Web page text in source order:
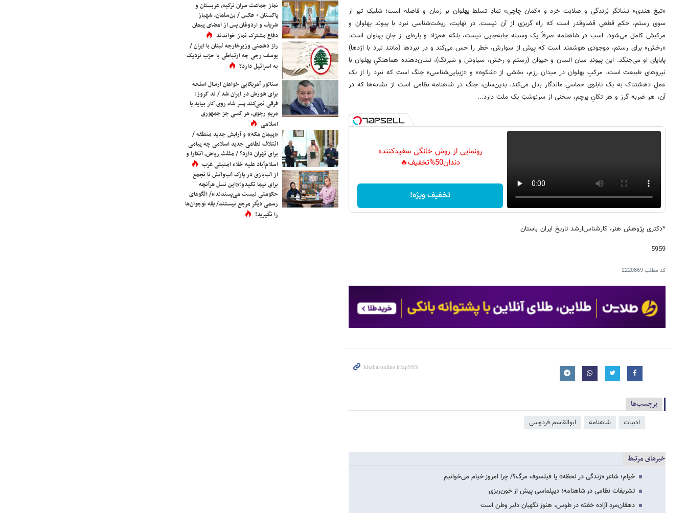
«تیغ هندی» نشانگر بُرندگی و صلابت خرد و «کمان چاچی» نمادِ تسلط پهلوان بر زمان و فاصله است؛ شلیکِ تیر از
سوی رستم، حکمِ قطعیِ قضاوقدر است که راه گریزی از آن نیست. در نهایت، ریخت‌شناسی نبرد با پیوند پهلوان و
مرکبش کامل می‌شود. اسب در شاهنامه صرفاً یک وسیله جابه‌جایی نیست، بلکه هم‌زاد و پاره‌ای از جانِ پهلوان است.
«رخش» برای رستم، موجودی هوشمند است که پیش از سوارش، خطر را حس می‌کند و در نبردها (مانند نبرد با اژدها)
پایاپای او می‌جنگد. این پیوندِ میان انسان و حیوان (رستم و رخش، سیاوش و شبرنگ)، نشان‌دهنده هماهنگیِ پهلوان با
نیروهای طبیعت است. مرکبِ پهلوان در میدان رزم، بخشی از «شکوه» و «زیبایی‌شناسی» جنگ است که نبرد را از یک
عملِ دهشتناک به یک تابلوی حماسیِ ماندگار بدل می‌کند. بدین‌سان، جنگ در شاهنامه نظامی است از نشانه‌ها که در
آن، هر ضربه گرز و هر تکانِ پرچم، سخنی از سرنوشتِ یک ملت دارد...
رونمایی از روش خانگی سفیدکننده
دندان50%تخفیف🔥
تخفیف ویژه!
*دکتری پژوهش هنر، کارشناس‌ارشد تاریخ ایران باستان
5959
کد مطلب2220869
برچسب‌ها
ادبیات شاهنامه ابوالقاسم فردوسی
خبرهای مرتبط
خیام؛ شاعر «زندگی در لحظه» یا فیلسوف مرگ؟/ چرا امروز خیام می‌خوانیم
تشریفات نظامی در شاهنامه؛ دیپلماسی پیش از خون‌ریزی
دهقان‌مردِ آزاده خفته در طوس، هنوز نگهبان دلیر وطن است
نماز جماعت سران ترکیه، عربستان و
پاکستان + عکس / بن‌سلمان، شهباز
شریف و اردوغان پس از امضای پیمان
دفاع مشترک نماز خواندند
راز دشمنی وزیرخارجه لبنان با ایران /
یوسف رجی چه ارتباطی با حزب نزدیک
به اسرائیل دارد؟
سناتور آمریکایی خواهان ارسال اسلحه
برای شورش در ایران شد / تد کروز:
فرقی نمی‌کند پسر شاه روی کار بیاید یا
مریم رجوی، هر کسی جز جمهوری
اسلامی
«پیمان مکه» و آرایش جدید منطقه /
ائتلاف نظامی جدید اسلامی چه پیامی
برای تهران دارد؟ / مثلث ریاض، آنکارا و
اسلام‌آباد علیه خلاء امنیتی غرب
از آب‌بازی در پارک آب‌وآتش تا تجمع
برای نیما تکیدو؛«این نسل هرآنچه
حکومتی نیست می‌پسندند»/ الگوهای
رسمی دیگر مرجع نیستند/ یقه نوجوان‌ها
را نگیرید!